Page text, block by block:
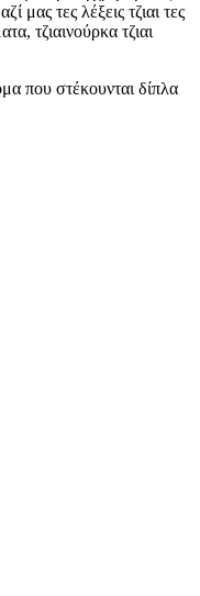
τες λέξεις τζιαι τες
τζιαινούρκα τζιαι
που στέκουνται δίπλα